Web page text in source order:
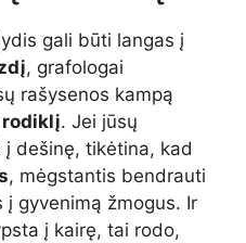
gali būti langas į
, grafologai
rašysenos kampą
. Jei jūsų
dešinę, tikėtina, kad
, mėgstantis bendrauti
gyvenimą žmogus. Ir
į kairę, tai rodo,